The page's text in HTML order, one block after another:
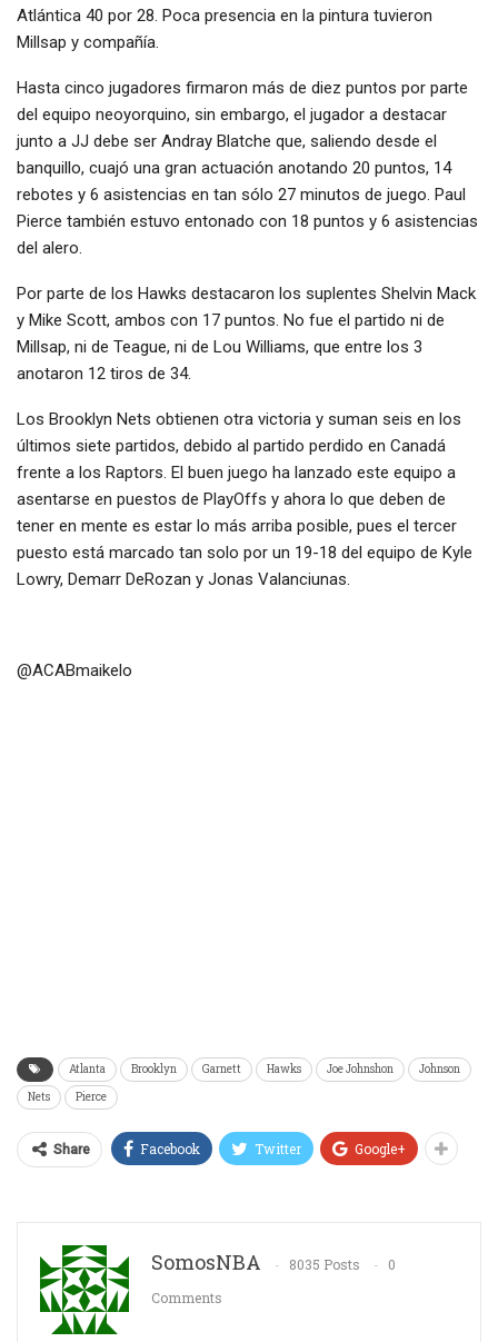
Atlántica 40 por 28. Poca presencia en la pintura tuvieron
Millsap y compañía.
Hasta cinco jugadores firmaron más de diez puntos por parte
del equipo neoyorquino, sin embargo, el jugador a destacar
junto a JJ debe ser Andray Blatche que, saliendo desde el
banquillo, cuajó una gran actuación anotando 20 puntos, 14
rebotes y 6 asistencias en tan sólo 27 minutos de juego. Paul
Pierce también estuvo entonado con 18 puntos y 6 asistencias
del alero.
Por parte de los Hawks destacaron los suplentes Shelvin Mack
y Mike Scott, ambos con 17 puntos. No fue el partido ni de
Millsap, ni de Teague, ni de Lou Williams, que entre los 3
anotaron 12 tiros de 34.
Los Brooklyn Nets obtienen otra victoria y suman seis en los
últimos siete partidos, debido al partido perdido en Canadá
frente a los Raptors. El buen juego ha lanzado este equipo a
asentarse en puestos de PlayOffs y ahora lo que deben de
tener en mente es estar lo más arriba posible, pues el tercer
puesto está marcado tan solo por un 19-18 del equipo de Kyle
Lowry, Demarr DeRozan y Jonas Valanciunas.
@ACABmaikelo
Atlanta Brooklyn Garnett Hawks Joe Johnshon
Johnson
Nets
Pierce
Share Facebook Twitter Google+
SomosNBA 8035 Posts
0
Comments